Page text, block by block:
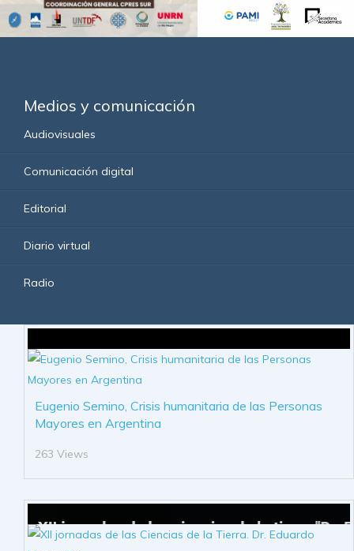
Medios y comunicación
Audiovisuales
Comunicación digital
Editorial
Diario virtual
Radio
Eugenio Semino, Crisis humanitaria de las Personas
Mayores en Argentina
263 Views